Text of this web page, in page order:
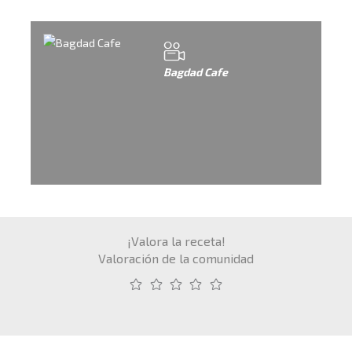
Bagdad Cafe
¡Valora la receta!
Valoración de la comunidad